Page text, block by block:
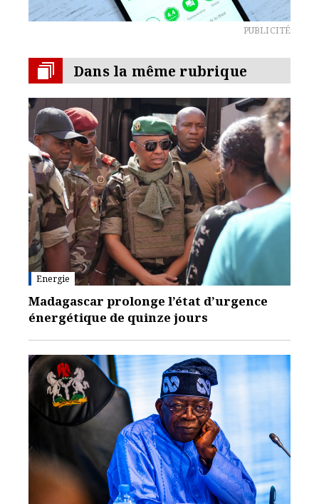
PUBLICITÉ
Dans la même rubrique
Energie
Madagascar prolonge l’état d’urgence
énergétique de quinze jours